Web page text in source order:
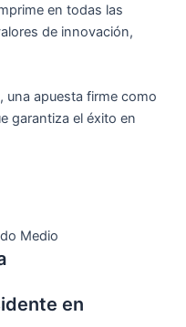
en todas las
de innovación,
una apuesta firme como
garantiza el éxito en
Medio
en